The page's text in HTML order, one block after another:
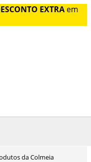
EXTRA em
da Colmeia